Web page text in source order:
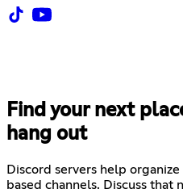
Find your next
hang out
Discord servers help
based channels. Discuss that